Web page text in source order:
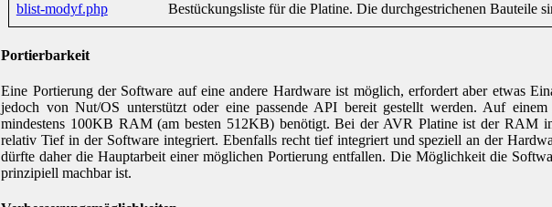
blist-modyf.php Bestückungsliste für die Platine. Die durchgestrichenen Bauteile
Portierbarkeit
Eine Portierung der Software auf eine andere Hardware ist möglich, erfordert aber etwas
jedoch von Nut/OS unterstützt oder eine passende API bereit gestellt werden. Auf
mindestens 100KB RAM (am besten 512KB) benötigt. Bei der AVR Platine ist der RAM
relativ Tief in der Software integriert. Ebenfalls recht tief integriert und speziell an der
dürfte daher die Hauptarbeit einer möglichen Portierung entfallen. Die Möglichkeit die
prinzipiell machbar ist.